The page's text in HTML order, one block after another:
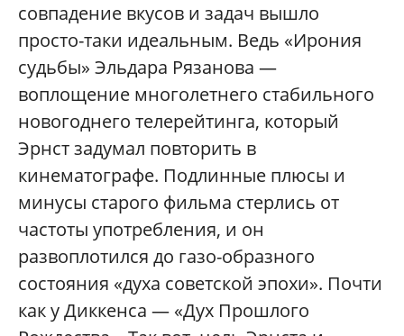
совпадение вкусов и задач вышло
просто-таки идеальным. Ведь «Ирония
судьбы» Эльдара Рязанова —
воплощение многолетнего стабильного
новогоднего телерейтинга, который
Эрнст задумал повторить в
кинематографе. Подлинные плюсы и
минусы старого фильма стерлись от
частоты употребления, и он
развоплотился до газо-образного
состояния «духа советской эпохи». Почти
как у Диккенса — «Дух Прошлого